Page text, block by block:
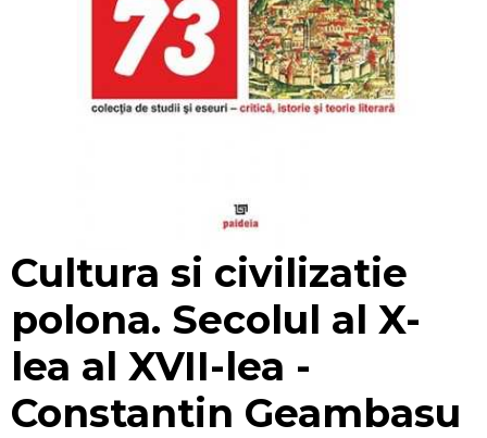
Mărește
Cultura si civilizatie
polona. Secolul al X-
lea al XVII-lea -
Constantin Geambasu